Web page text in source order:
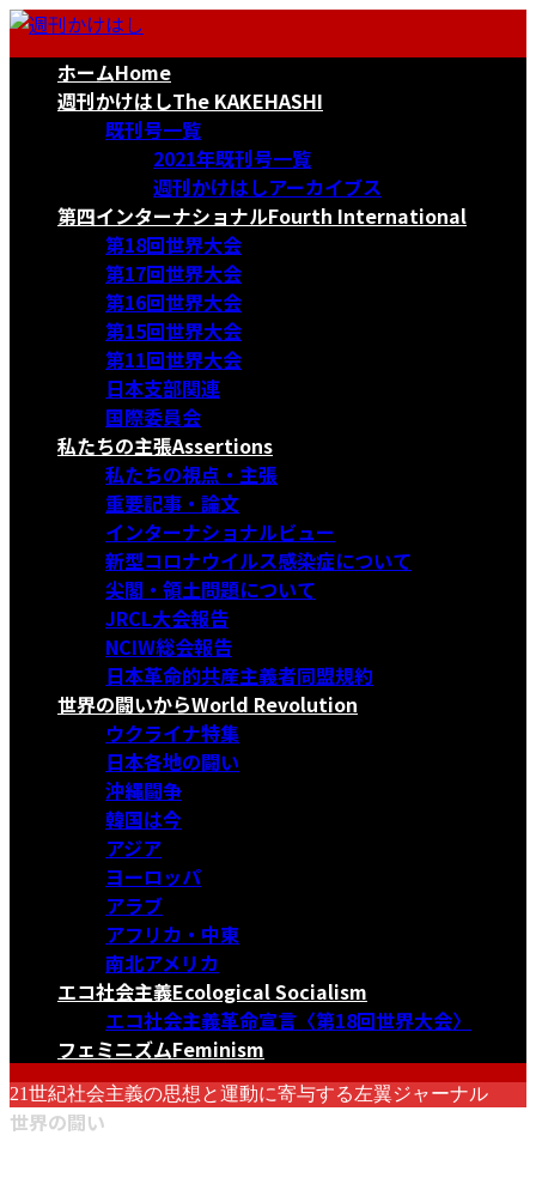
コ
ナ
ホームHome
週刊かけはしThe KAKEHASHI
既刊号一覧
2021年既刊号一覧
週刊かけはしアーカイブス
第四インターナショナルFourth International
第18回世界大会
第17回世界大会
第16回世界大会
第15回世界大会
第11回世界大会
日本支部関連
国際委員会
私たちの主張Assertions
私たちの視点・主張
重要記事・論文
インターナショナルビュー
新型コロナウイルス感染症について
尖閣・領土問題について
JRCL大会報告
NCIW総会報告
日本革命的共産主義者同盟規約
世界の闘いからWorld Revolution
ウクライナ特集
日本各地の闘い
沖縄闘争
韓国は今
アジア
ヨーロッパ
アラブ
アフリカ・中東
南北アメリカ
エコ社会主義Ecological Socialism
エコ社会主義革命宣言〈第18回世界大会〉
フェミニズムFeminism
21世紀社会主義の思想と運動に寄与する左翼ジャーナル
世界の闘い